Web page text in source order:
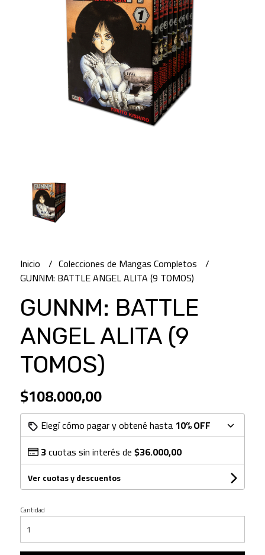
Inicio
Colecciones de Mangas Completos
GUNNM: BATTLE ANGEL ALITA (9 TOMOS)
GUNNM: BATTLE
ANGEL ALITA (9
TOMOS)
$108.000,00
Elegí cómo pagar y obtené hasta 10% OFF
3cuotas sin interés de$36.000,00
Ver cuotas y descuentos
Cantidad